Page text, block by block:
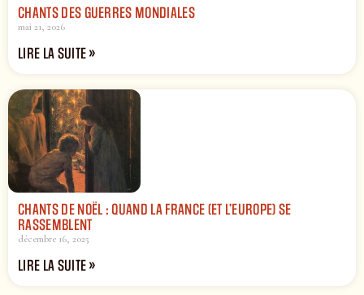
CHANTS DES GUERRES MONDIALES
mai 21, 2026
LIRE LA SUITE »
CHANTS DE NOËL : QUAND LA FRANCE (ET L’EUROPE) SE
RASSEMBLENT
décembre 16, 2025
LIRE LA SUITE »